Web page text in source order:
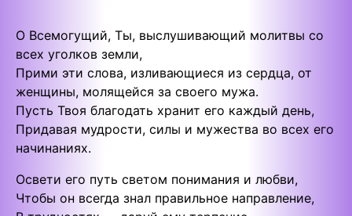
О Всемогущий, Ты, выслушивающий молитвы со
всех уголков земли,
Прими эти слова, изливающиеся из сердца, от
женщины, молящейся за своего мужа.
Пусть Твоя благодать хранит его каждый день,
Придавая мудрости, силы и мужества во всех его
начинаниях.
Освети его путь светом понимания и любви,
Чтобы он всегда знал правильное направление,